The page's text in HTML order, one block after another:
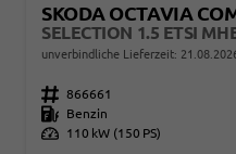
SKODA OCTAVIA
unverbindliche Lieferzeit:
Fahrzeugnr. 866661
Kraftstoff
Benzin
Leistung
110 kW (150 PS)